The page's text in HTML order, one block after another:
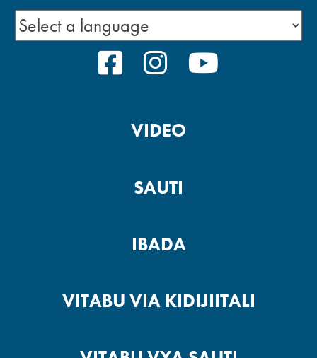
FACEBOOK
INSTAGRAM
VIDEO
SAUTI
IBADA
VITABU VIA KIDIJIITALI